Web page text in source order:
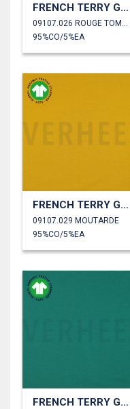
FRENCH TERRY GOTS
95%CO/5%EA
FRENCH TERRY GOTS
09107.029 MOUTARDE
95%CO/5%EA
FRENCH TERRY GOTS